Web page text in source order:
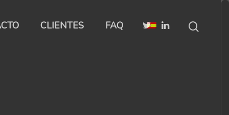
CLIENTES FAQ